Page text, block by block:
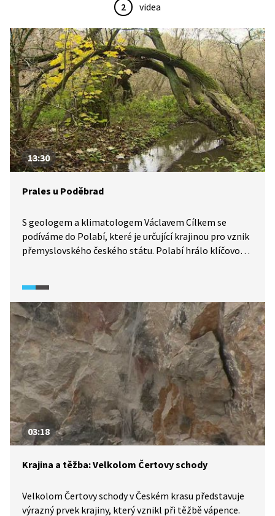
2 videa
13:30
Prales u Poděbrad
S geologem a klimatologem Václavem Cílkem se
podíváme do Polabí, které je určující krajinou pro vznik
přemyslovského českého státu. Polabí hrálo klíčovou
jen těžko. V místní rovinaté krajině nám běh dějin
uniká. Jejím přirozeným základem je jedna velká řeka
s množstvím odstavných ramen, lužními lesy, mosty
a okolními kopečky. Vývoj říční krajiny však pokračuje
i dnes. Jak?
03:18
Krajina a těžba: Velkolom Čertovy schody
Velkolom Čertovy schody v Českém krasu představuje
výrazný prvek krajiny, který vznikl při těžbě vápence.